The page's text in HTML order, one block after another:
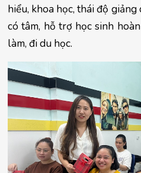
hiểu, khoa học, thái độ
có tâm, hỗ trợ học sinh
làm, đi du học.